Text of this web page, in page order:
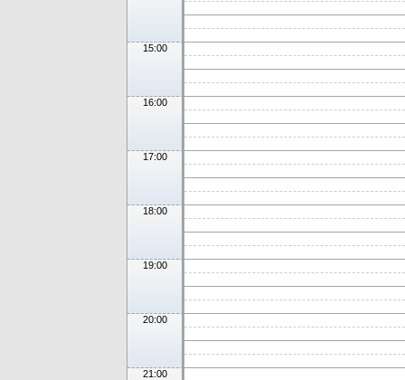
15:00
16:00
17:00
18:00
19:00
20:00
21:00